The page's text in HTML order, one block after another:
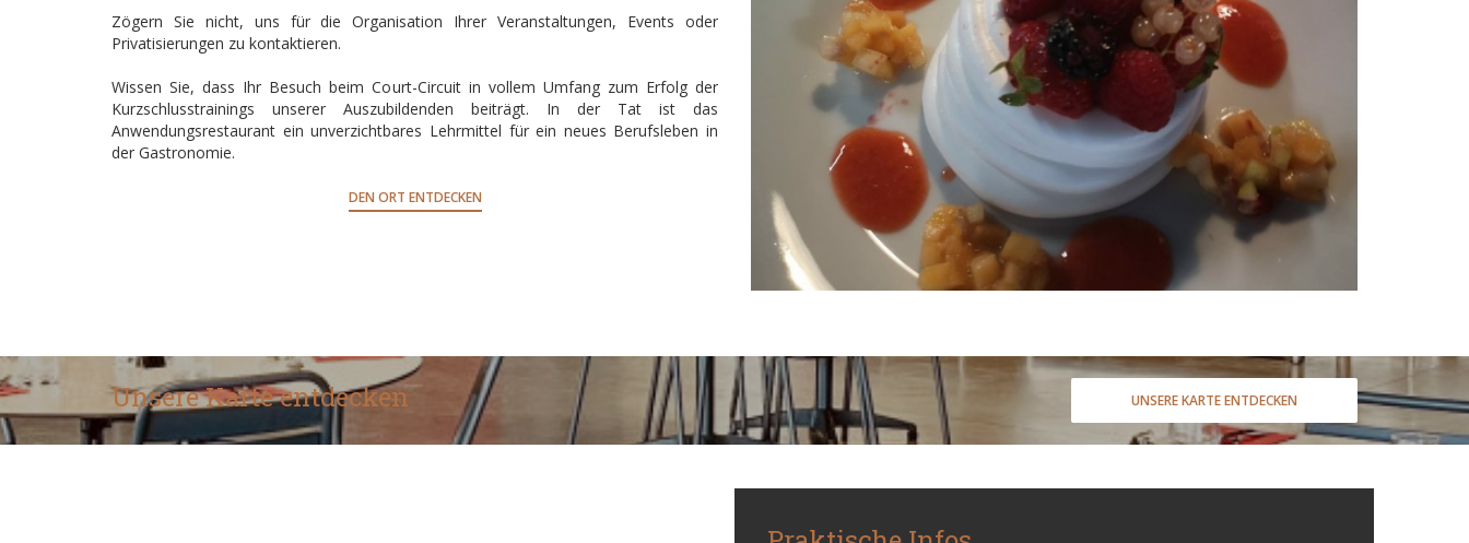
Zögern Sie nicht, uns für die Organisation Ihrer Veranstaltungen, Events oder
Privatisierungen zu kontaktieren.
Wissen Sie, dass Ihr Besuch beim Court-Circuit in vollem Umfang zum Erfolg der
Kurzschlusstrainings unserer Auszubildenden beiträgt. In der Tat ist das
Anwendungsrestaurant ein unverzichtbares Lehrmittel für ein neues Berufsleben in
der Gastronomie.
DEN ORT ENTDECKEN
Unsere Karte entdecken UNSERE KARTE ENTDECKEN